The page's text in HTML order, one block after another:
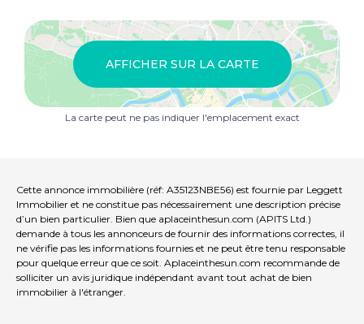
AFFICHER SUR LA CARTE
La carte peut ne pas indiquer l'emplacement exact
Cette annonce immobilière (réf: A35123NBE56) est fournie par Leggett
Immobilier et ne constitue pas nécessairement une description précise
d’un bien particulier. Bien que aplaceinthesun.com (APITS Ltd.)
demande à tous les annonceurs de fournir des informations correctes, il
ne vérifie pas les informations fournies et ne peut être tenu responsable
pour quelque erreur que ce soit. Aplaceinthesun.com recommande de
solliciter un avis juridique indépendant avant tout achat de bien
immobilier à l'étranger.